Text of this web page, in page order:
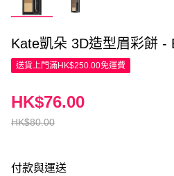
Kate凱朵 3D造型眉彩餅 -
送貨上門滿HK$250.00免運費
HK$80.00
HK$76.00
付款與運送